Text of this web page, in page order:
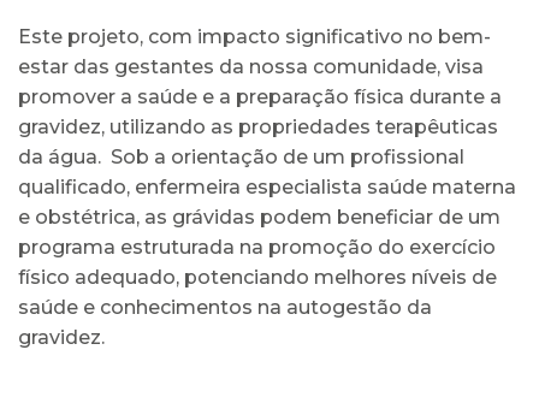
Este projeto, com impacto significativo no bem-
estar das gestantes da nossa comunidade, visa
promover a saúde e a preparação física durante a
gravidez, utilizando as propriedades terapêuticas
da água. Sob a orientação de um profissional
qualificado, enfermeira especialista saúde materna
e obstétrica, as grávidas podem beneficiar de um
programa estruturada na promoção do exercício
físico adequado, potenciando melhores níveis de
saúde e conhecimentos na autogestão da
gravidez.